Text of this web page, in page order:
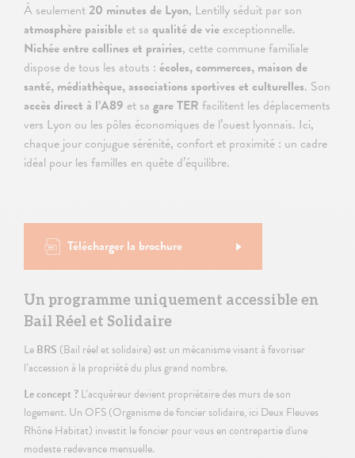
À seulement20 minutes de Lyon, Lentilly séduit par son
atmosphère paisible et sa qualité de vie exceptionnelle.
Nichée entre collines et prairies, cette commune familiale
dispose de tous les atouts : écoles, commerces, maison de
santé, médiathèque, associations sportives et culturelles. Son
accès direct à l’A89 et sa gare TER facilitent les déplacements
vers Lyon ou les pôles économiques de l’ouest lyonnais. Ici,
chaque jour conjugue sérénité, confort et proximité : un cadre
idéal pour les familles en quête d’équilibre.
Télécharger la brochure
Un programme uniquement accessible en
Bail Réel et Solidaire
LeBRS (Bail réel et solidaire) est un mécanisme visant à favoriser
l’accession à la propriété du plus grand nombre.
Le concept ?L’acquéreur devient propriétaire des murs de son
logement. Un OFS (Organisme de foncier solidaire, ici Deux Fleuves
Rhône Habitat) investit le foncier pour vous en contrepartie d'une
modeste redevance mensuelle.